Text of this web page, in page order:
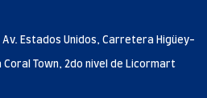
Estados Unidos, Carretera Higüey-
Coral Town, 2do nivel de Licormart